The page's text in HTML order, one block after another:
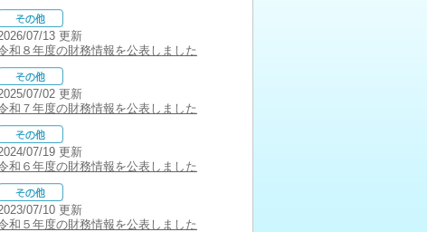
07/13 更新
和８年度の財務情報を公表しました
07/02 更新
和７年度の財務情報を公表しました
07/19 更新
和６年度の財務情報を公表しました
07/10 更新
和５年度の財務情報を公表しました